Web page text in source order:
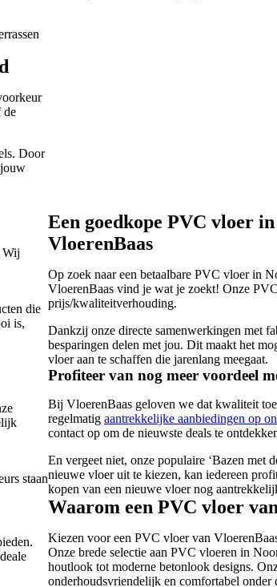
de
Door
Wij
die
is,
staan
Een goedkope PVC vloer
VloerenBaas
Op zoek naar een betaalbare PVC vloer in
VloerenBaas vind je wat je zoekt! Onze
prijs/kwaliteitverhouding.
Dankzij onze directe samenwerkingen met
besparingen delen met jou. Dit maakt het
vloer aan te schaffen die jarenlang meegaat.
Profiteer van nog meer voordeel
Bij VloerenBaas geloven we dat kwaliteit
regelmatig aantrekkelijke aanbiedingen op
contact op om de nieuwste deals te
En vergeet niet, onze populaire ‘Bazen met
nieuwe vloer uit te kiezen, kan iedereen
kopen van een nieuwe vloer nog
Waarom een PVC vloer
Kiezen voor een PVC vloer van
Onze brede selectie aan PVC vloeren in
houtlook tot moderne betonlook designs.
onderhoudsvriendelijk en comfortabel onder